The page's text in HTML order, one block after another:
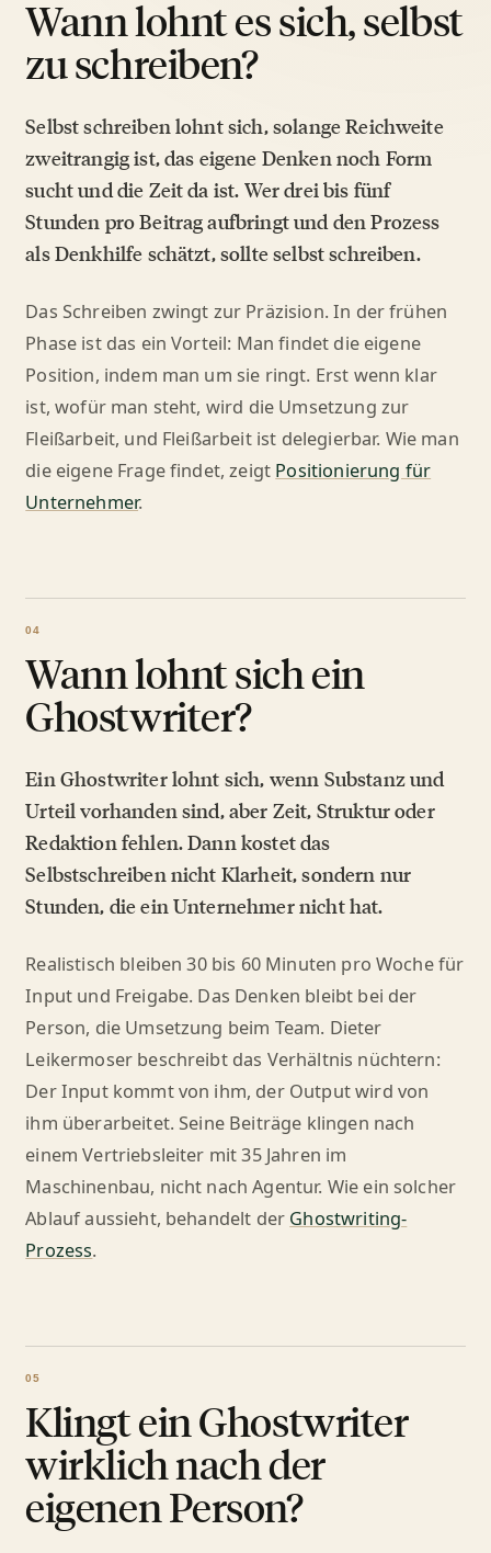
Wann lohnt es sich, selbst
zu schreiben?
Selbst schreiben lohnt sich, solange Reichweite
zweitrangig ist, das eigene Denken noch Form
sucht und die Zeit da ist. Wer drei bis fünf
Stunden pro Beitrag aufbringt und den Prozess
als Denkhilfe schätzt, sollte selbst schreiben.
Das Schreiben zwingt zur Präzision. In der frühen
Phase ist das ein Vorteil: Man findet die eigene
Position, indem man um sie ringt. Erst wenn klar
ist, wofür man steht, wird die Umsetzung zur
Fleißarbeit, und Fleißarbeit ist delegierbar. Wie man
die eigene Frage findet, zeigt Positionierung für
Unternehmer.
Wann lohnt sich ein
Ghostwriter?
Ein Ghostwriter lohnt sich, wenn Substanz und
Urteil vorhanden sind, aber Zeit, Struktur oder
Redaktion fehlen. Dann kostet das
Selbstschreiben nicht Klarheit, sondern nur
Stunden, die ein Unternehmer nicht hat.
Realistisch bleiben 30 bis 60 Minuten pro Woche für
Input und Freigabe. Das Denken bleibt bei der
Person, die Umsetzung beim Team. Dieter
Leikermoser beschreibt das Verhältnis nüchtern:
Der Input kommt von ihm, der Output wird von
ihm überarbeitet. Seine Beiträge klingen nach
einem Vertriebsleiter mit 35 Jahren im
Maschinenbau, nicht nach Agentur. Wie ein solcher
Ablauf aussieht, behandelt der Ghostwriting-
Prozess.
Klingt ein Ghostwriter
wirklich nach der
eigenen Person?